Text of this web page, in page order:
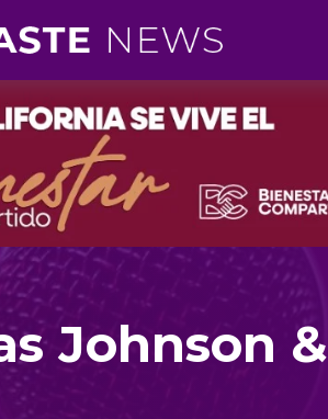
Johnson &